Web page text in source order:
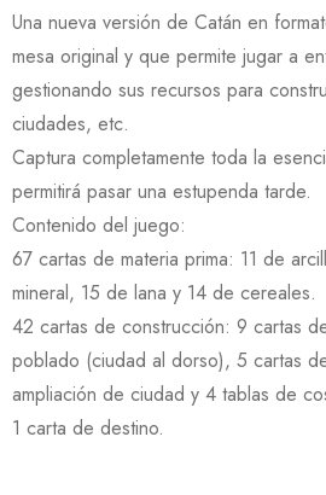
Una nueva versión de Catán en
mesa original y que permite jugar a
gestionando sus recursos para
ciudades, etc.
Captura completamente toda la
permitirá pasar una estupenda tarde.
Contenido del juego:
67 cartas de materia prima: 11 de
mineral, 15 de lana y 14 de cereales.
42 cartas de construcción: 9 cartas
poblado (ciudad al dorso), 5 cartas
ampliación de ciudad y 4 tablas de
1 carta de destino.